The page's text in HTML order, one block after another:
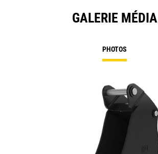
GALERIE MÉDIA
PHOTOS